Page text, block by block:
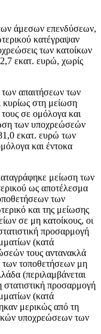
άμεσων επενδύσεων,
κατέγραψαν
των κατοίκων
εκατ. ευρώ, χωρίς
των απαιτήσεων των
κυρίως στη μείωση
σε ομόλογα και
των υποχρεώσεών
εκατ. ευρώ των
και έντοκα
μείωση των
ως αποτέλεσμα
των
και της μείωσης
σε μη κατοίκους, οι
προσαρμογή
(κατά
τους αντανακλά
τοποθετήσεων μη
(περιλαμβάνεται
προσαρμογή
(κατά
μερικώς από τη
υποχρεώσεων των